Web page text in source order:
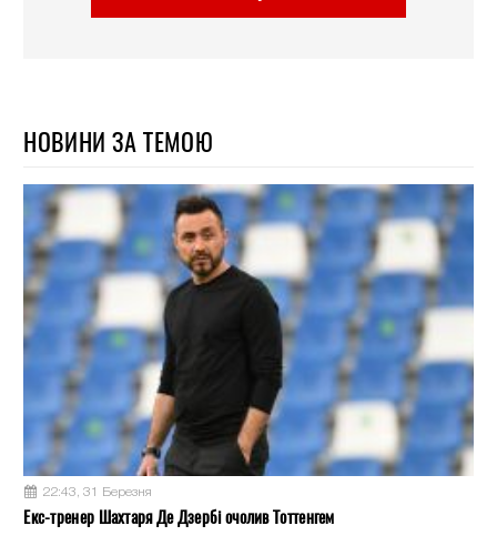
НОВИНИ ЗА ТЕМОЮ
22:43, 31 Березня
Екс-тренер Шахтаря Де Дзербі очолив Тоттенгем